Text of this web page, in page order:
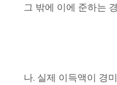
그 밖에 이에 준하는
나. 실제 이득액이 경